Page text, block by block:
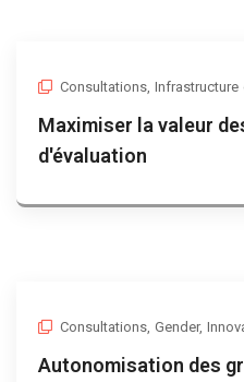
Consultations Infrastructure
Maximiser la valeur
d'évaluation
Consultations Gender,
Autonomisation des